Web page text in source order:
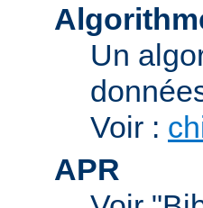
Un
Voir :
APR